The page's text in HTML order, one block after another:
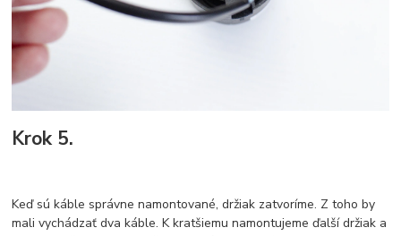
Krok 5.
Keď sú káble správne namontované, držiak zatvoríme. Z toho by
mali vychádzať dva káble. K kratšiemu namontujeme ďalší držiak a